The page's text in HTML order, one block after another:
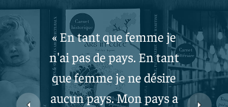
« En tant que femme je
n'ai pas de pays. En tant
que femme je ne désire
aucun pays. Mon pays a